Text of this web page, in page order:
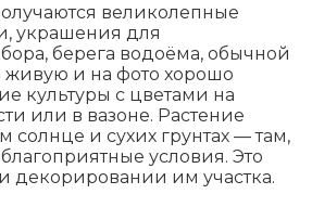
великолепные
украшения для
берега водоёма, обычной
живую и на фото хорошо
культуры с цветами на
или в вазоне. Растение
солнце и сухих грунтах — там,
условия. Это
декорировании им участка.